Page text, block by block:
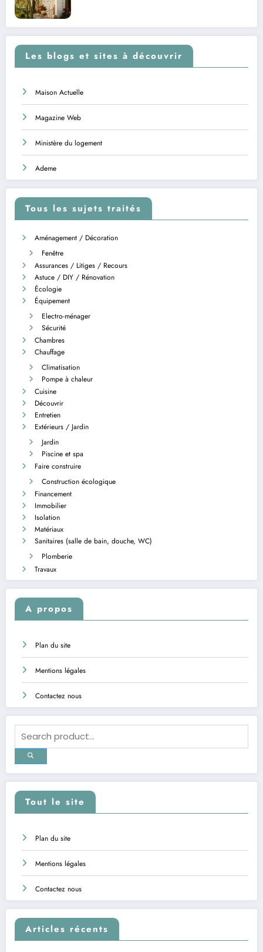
Les blogs et sites à découvrir
Maison Actuelle
Magazine Web
Ministère du logement
Ademe
Tous les sujets traités
Aménagement / Décoration
Fenêtre
Assurances / Litiges / Recours
Astuce / DIY / Rénovation
Écologie
Équipement
Electro-ménager
Sécurité
Chambres
Chauffage
Climatisation
Pompe à chaleur
Cuisine
Découvrir
Entretien
Extérieurs / Jardin
Jardin
Piscine et spa
Faire construire
Construction écologique
Financement
Immobilier
Isolation
Matériaux
Sanitaires (salle de bain, douche, WC)
Plomberie
Travaux
A propos
Plan du site
Mentions légales
Contactez nous
Tout le site
Plan du site
Mentions légales
Contactez nous
Articles récents